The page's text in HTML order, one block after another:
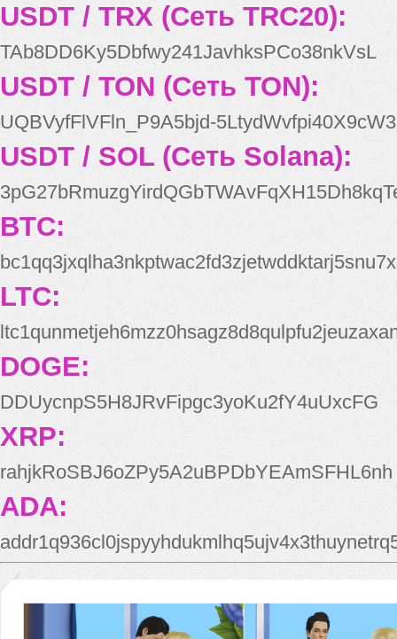
USDT / TRX (Сеть TRC20):
TAb8DD6Ky5Dbfwy241JavhksPCo38nkVsL
USDT / TON (Сеть TON):
UQBVyfFlVFln_P9A5bjd-
USDT / SOL (Сеть Solana):
BTC:
bc1qq3jxqlha3nkptwac2fd3zjetwddktarj5snu7x
LTC:
DOGE:
DDUycnpS5H8JRvFipgc3yoKu2fY4uUxcFG
XRP:
rahjkRoSBJ6oZPy5A2uBPDbYEAmSFHL6nh
ADA: